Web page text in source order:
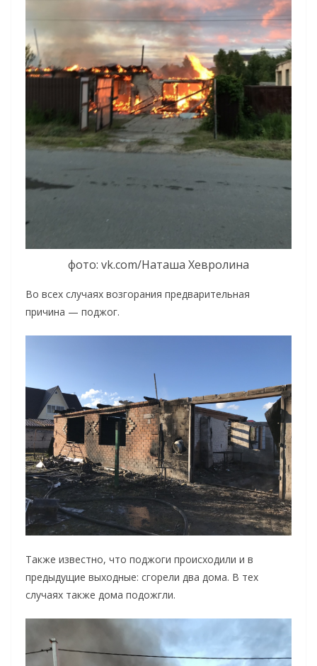
фото: vk.com/Наташа Хевролина
Во всех случаях возгорания предварительная
причина — поджог.
Также известно, что поджоги происходили и в
предыдущие выходные: сгорели два дома. В тех
случаях также дома подожгли.